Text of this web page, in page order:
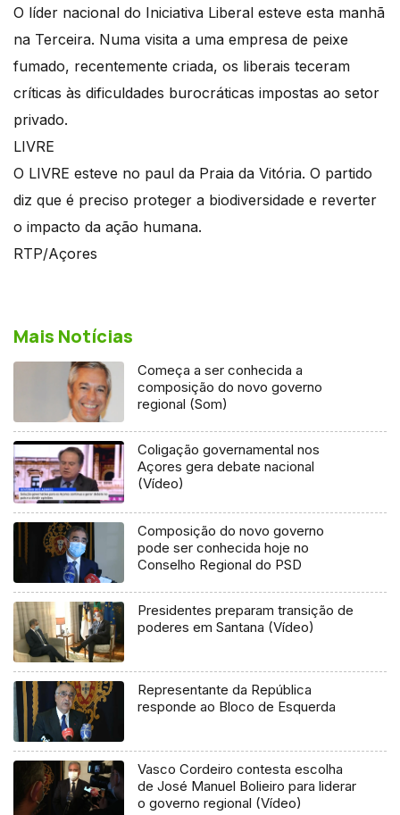
O líder nacional do Iniciativa Liberal esteve esta manhã
na Terceira. Numa visita a uma empresa de peixe
fumado, recentemente criada, os liberais teceram
críticas às dificuldades burocráticas impostas ao setor
privado.
LIVRE
O LIVRE esteve no paul da Praia da Vitória. O partido
diz que é preciso proteger a biodiversidade e reverter
o impacto da ação humana.
RTP/Açores
Mais Notícias
Começa a ser conhecida a
composição do novo governo
regional (Som)
Coligação governamental nos
Açores gera debate nacional
(Vídeo)
Composição do novo governo
pode ser conhecida hoje no
Conselho Regional do PSD
Presidentes preparam transição de
poderes em Santana (Vídeo)
Representante da República
responde ao Bloco de Esquerda
Vasco Cordeiro contesta escolha
de José Manuel Bolieiro para liderar
o governo regional (Vídeo)